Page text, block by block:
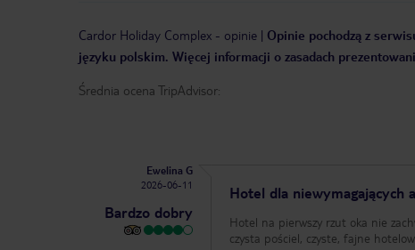
Cardor Holiday Complex - opinie | Opinie pochodzą z
języku polskim. Więcej informacji o zasadach
Średnia ocena TripAdvisor:
Ewelina G
2026-06-11
Bardzo dobry
Hotel dla niewymagających
Hotel na pierwszy rzut oka nie
czysta pościel, czyste, fajne